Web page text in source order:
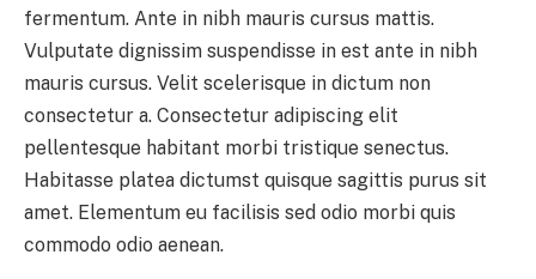
fermentum. Ante in nibh mauris cursus mattis.
Vulputate dignissim suspendisse in est ante in nibh
mauris cursus. Velit scelerisque in dictum non
consectetur a. Consectetur adipiscing elit
pellentesque habitant morbi tristique senectus.
Habitasse platea dictumst quisque sagittis purus sit
amet. Elementum eu facilisis sed odio morbi quis
commodo odio aenean.